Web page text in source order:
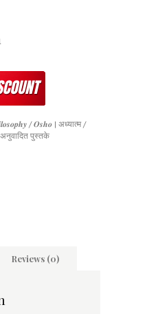
/ 𝑶𝒔𝒉𝒐 | अध्यात्म /
अनुवादित पुस्तके
Reviews (0)